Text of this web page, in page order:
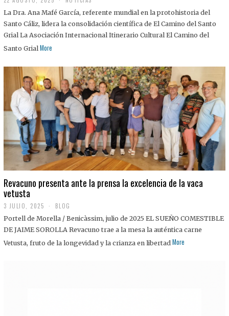
2
A
G
O
S
2
5
La Dra. Ana Mafé García, referente mundial en la protohistoria del
Santo Cáliz, lidera la consolidación científica de El Camino del Santo
Grial La Asociación Internacional Itinerario Cultural El Camino del
Santo Grial More
Revacuno presenta ante la prensa la excelencia de la vaca
vetusta
3 JULIO, 2025
J
U
I
BLOG
Portell de Morella / Benicàssim, julio de 2025 EL SUEÑO COMESTIBLE
DE JAIME SOROLLA Revacuno trae a la mesa la auténtica carne
Vetusta, fruto de la longevidad y la crianza en libertad More